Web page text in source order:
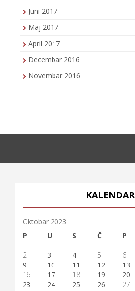
Juni 2017
Maj 2017
April 2017
Decembar 2016
Novembar 2016
KALENDAR
Oktobar 2023
P
U S Č P
2
3 4 5 6
9
10 11 12 13
16
17 18 19 20
23
24 25 26 27